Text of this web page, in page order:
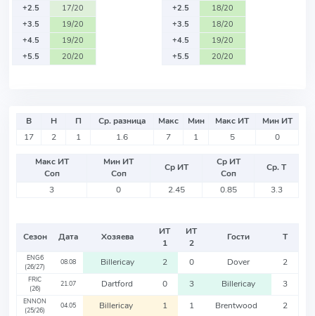
+2.5
17/20
+3.5
19/20
+4.5
19/20
+5.5
20/20
+2.5
18/20
+3.5
18/20
+4.5
19/20
+5.5
20/20
В Н П Ср. разница Макс Мин Макс ИТ
Мин ИТ
17
2 1 1.6 7 1 5 0
Макс ИТ
Соп
Мин ИТ
Соп
Ср ИТ
Ср ИТ
Соп
Ср. Т
3
0 2.45 0.85 3.3
Сезон Дата Хозяева
ИТ
1
ИТ
2
Гости Т
ENG6
(26/27)
08.08 Billericay 2 0 Dover 2
FRIC
(26)
21.07 Dartford 0 3 Billericay 3
ENNON
(25/26)
04.05 Billericay 1 1 Brentwood 2